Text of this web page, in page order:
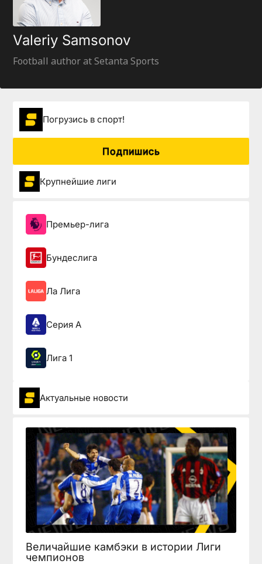
Valeriy Samsonov
Football author at Setanta Sports
Погрузиcь в спорт!
Подпишись
Крупнейшие лиги
Премьер-лига
Бундеслига
Ла Лига
Серия А
Лига 1
Актуальные новости
Величайшие камбэки в истории Лиги
чемпионов